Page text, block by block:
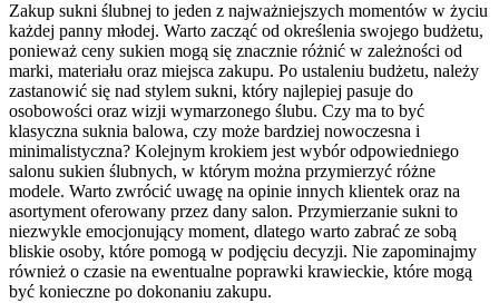
Zakup sukni ślubnej to jeden z najważniejszych momentów w życiu
każdej panny młodej. Warto zacząć od określenia swojego budżetu,
ponieważ ceny sukien mogą się znacznie różnić w zależności od
marki, materiału oraz miejsca zakupu. Po ustaleniu budżetu, należy
zastanowić się nad stylem sukni, który najlepiej pasuje do
osobowości oraz wizji wymarzonego ślubu. Czy ma to być
klasyczna suknia balowa, czy może bardziej nowoczesna i
minimalistyczna? Kolejnym krokiem jest wybór odpowiedniego
salonu sukien ślubnych, w którym można przymierzyć różne
modele. Warto zwrócić uwagę na opinie innych klientek oraz na
asortyment oferowany przez dany salon. Przymierzanie sukni to
niezwykle emocjonujący moment, dlatego warto zabrać ze sobą
bliskie osoby, które pomogą w podjęciu decyzji. Nie zapominajmy
również o czasie na ewentualne poprawki krawieckie, które mogą
być konieczne po dokonaniu zakupu.